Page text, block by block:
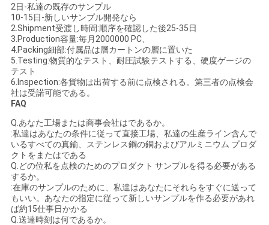
2日-私達の既存のサンプル
10-15日-新しいサンプル開発なら
2.Shipment受渡し時間:順序を確認した後25-35日
3.Production容量:毎月2000000 PC、
4.Packing細部:付属品は層カートンの層に置いた
5.Testing:物質的なテスト、耐圧試験テストする、硬度ゲージの
テスト
6.Inspection:各貨物は出荷する前に点検される。第三者の点検会
社は受諾可能である。
FAQ
Q.あなた工場または商事会社はであるか。
:私達はあなたの条件に従って直接工場、私達の生産ライン含んで
いるすべての真鍮、ステンレス鋼の銅およびアルミニウム プロダ
クトをまたはである
Q.どの位私を点検のためのプロダクト サンプルを得る必要がある
するか。
:在庫のサンプルのために、私達はあなたにそれらをすぐに送って
もいい。あなたの指定に従って新しいサンプルを作る必要があれ
ば約15仕事日かかる
Q.送達時刻は何であるか。